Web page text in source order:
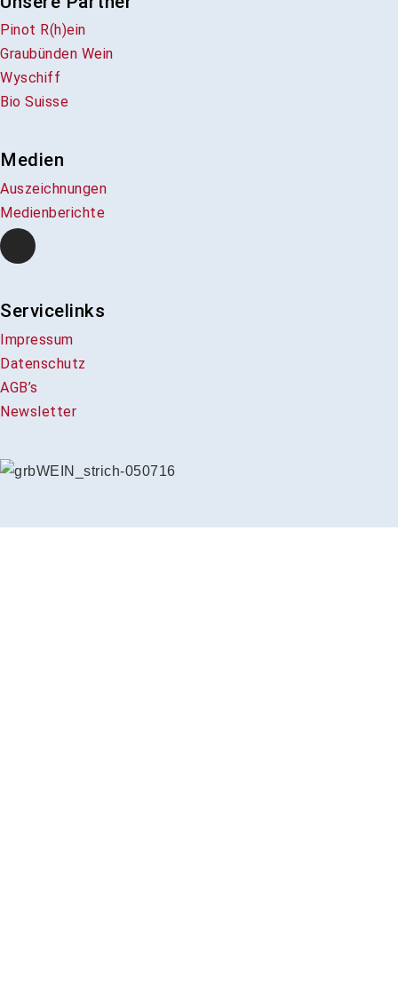
Pinot R(h)ein
Graubünden Wein
Wyschiff
Bio Suisse
Medien
Auszeichnungen
Medienberichte
Servicelinks
Impressum
Datenschutz
AGB’s
Newsletter